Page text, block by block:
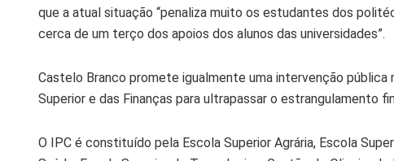
que a atual situação “penaliza muito os estudantes dos
cerca de um terço dos apoios dos alunos das universidades”.
Castelo Branco promete igualmente uma intervenção
Superior e das Finanças para ultrapassar o estrangulamento
O IPC é constituído pela Escola Superior Agrária, Escola